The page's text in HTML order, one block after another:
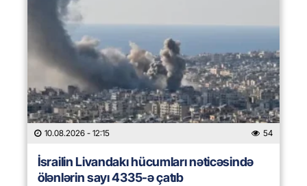
10.08.2026 - 12:15 54
İsrailin Livandakı hücumları nəticəsində
ölənlərin sayı 4335-ə çatıb